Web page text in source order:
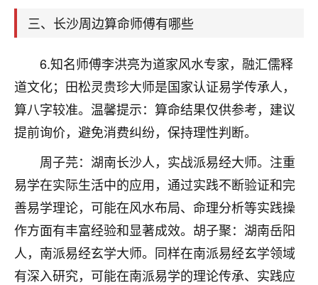
三、长沙周边算命师傅有哪些
6.知名师傅李洪亮为道家风水专家，融汇儒释
道文化；田松灵贵珍大师是国家认证易学传承人，
算八字较准。温馨提示：算命结果仅供参考，建议
提前询价，避免消费纠纷，保持理性判断。
周子芫：湖南长沙人，实战派易经大师。注重
易学在实际生活中的应用，通过实践不断验证和完
善易学理论，可能在风水布局、命理分析等实践操
作方面有丰富经验和显著成效。胡子聚：湖南岳阳
人，南派易经玄学大师。同样在南派易经玄学领域
有深入研究，可能在南派易学的理论传承、实践应
心若莲花
我是做餐饮的，这两年，生意屡屡受挫，店开一家关
一家，要么生意不好，生意好的就出事。前些年攒的
家底快败光了，真是倒霉！我也想找人看看到底怎么
回事？
鹿森 ：你可以找老师看看，人有时不服命不行
啊！
太阳当空赵：我也做餐饮的，生意不算大，但
是我从找店开始都是找慧来老师跟进的，选
址、风水、还有开业日子，哪哪都看了，虽然
大环境不好，但是我家生意还可以，前几天又
刚找老师做了补财库，希望财运更好一点！
2小时前 来自海南 18